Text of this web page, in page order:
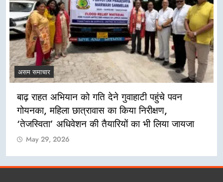
असम समाचार
बाढ़ राहत अभियान को गति देने गुवाहाटी पहुंचे पवन
गोयनका, महिला छात्रावास का किया निरीक्षण,
‘तेजस्विता’ अधिवेशन की तैयारियों का भी लिया जायजा
May 29, 2026